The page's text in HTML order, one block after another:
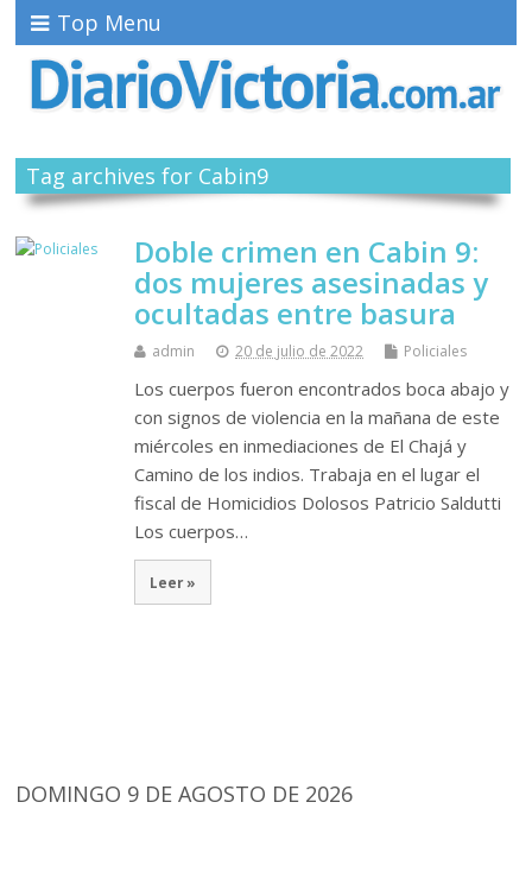
Top Menu
Tag archives for Cabin9
Doble crimen en Cabin 9:
dos mujeres asesinadas y
ocultadas entre basura
admin 20 de julio de 2022 Policiales
Los cuerpos fueron encontrados boca abajo y
con signos de violencia en la mañana de este
miércoles en inmediaciones de El Chajá y
Camino de los indios. Trabaja en el lugar el
fiscal de Homicidios Dolosos Patricio Saldutti
Los cuerpos…
Leer »
DOMINGO 9 DE AGOSTO DE 2026